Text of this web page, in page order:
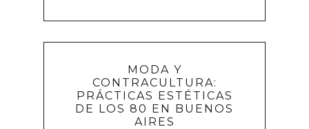
MODA Y
CONTRACULTURA:
PRÁCTICAS ESTÉTICAS
DE LOS 80 EN BUENOS
AIRES